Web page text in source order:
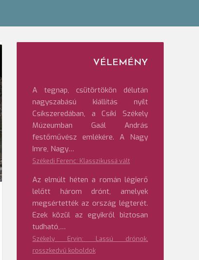
VÉLEMÉNY
A tegnap, csütörtökön délután
nagyszabású kiállítás nyílt
Csíkszeredában, a Csíki Székely
Múzeumban Gaál András
festőművész emlékére. A Nagy
Imre, Nagy…
Székedi Ferenc: Klasszikussá vált
Az elmúlt héten a román légierő
lelőtt három drónt, amelyek
megsértették az ország légterét.
Ezek közül az egyikről biztosan
tudható,…
Székely Ervin: Lassú drónok,
rosszkedvű koboldok